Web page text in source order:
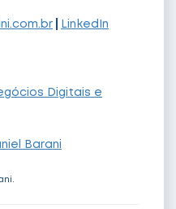
LinkedIn
Digitais e
Barani